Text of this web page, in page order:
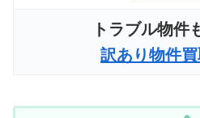
トラブル物件
訳あり物件